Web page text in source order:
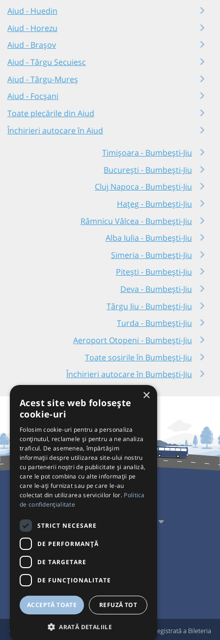
Aiud - Huedin
Aiud - Horezu
Aiud - Brașov
Aiud - Târgu Secuiesc
Aiud - Târgu-Mureș
Aiud - Focșani
Toate plecările din Aiud
Închirieri autocare în Aiud
Timișoara - Bumbești-Jiu
București - Bumbești-Jiu
Cluj Napoca - Bumbești-Jiu
Hațeg - Bumbești-Jiu
Râmnicu Vâlcea - Bumbești-Jiu
Alba Iulia - Bumbești-Jiu
Simeria - Bumbești-Jiu
Pitești - Bumbești-Jiu
Deva - Bumbești-Jiu
Târgu Jiu - Bumbești-Jiu
Turda - Bumbești-Jiu
Aeroport Otopeni - Bumbești-Jiu
Toate sosirile în Bumbești-Jiu
Închirieri autocare în Bumbești-Jiu
Pentru Călători
Pentru Transportatori
Interacționăm
Acceptăm plăți cu
© Bileteria 2004-2026 | Autogari.RO®
este marcă înregistrată a Bileteria
×
Acest site web folosește
cookie-uri
Folosim cookie-uri pentru a personaliza
conținutul, reclamele și pentru a ne analiza
traficul. De asemenea, împărtășim
informații despre utilizarea site-ului nostru
cu partenerii noștri de publicitate și analiză,
care le pot combina cu alte informații pe
care le-ați furnizat sau pe care le-au
colectat din utilizarea serviciilor lor. Politica
de confidențialitate
STRICT NECESARE
DE PERFORMANȚĂ
DE TARGETARE
DE FUNCŢIONALITATE
ACCEPTĂ TOATE REFUZĂ TOT
ARATĂ DETALIILE